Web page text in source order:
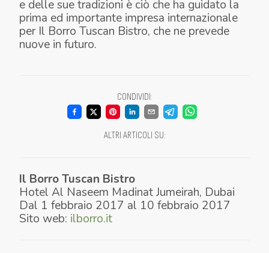
e delle sue tradizioni è ciò che ha guidato la
prima ed importante impresa internazionale
per Il Borro Tuscan Bistro, che ne prevede
nuove in futuro.
CONDIVIDI:
ALTRI ARTICOLI SU:
Il Borro Tuscan Bistro
Hotel Al Naseem Madinat Jumeirah, Dubai
Dal 1 febbraio 2017 al 10 febbraio 2017
Sito web: ilborro.it